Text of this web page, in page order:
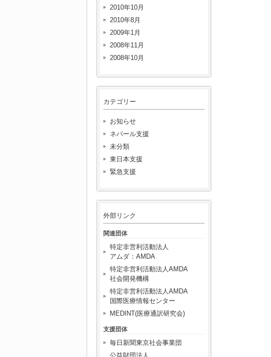
2010年10月
2010年8月
2009年1月
2008年11月
2008年10月
カテゴリー
お知らせ
ネパール支援
未分類
東日本支援
緊急支援
外部リンク
関連団体
特定非営利活動法人
アムダ：AMDA
特定非営利活動法人AMDA
社会開発機構
特定非営利活動法人AMDA
国際医療情報センター
MEDINT(医療通訳研究会)
支援団体
毎日新聞東京社会事業団
公益財団法人